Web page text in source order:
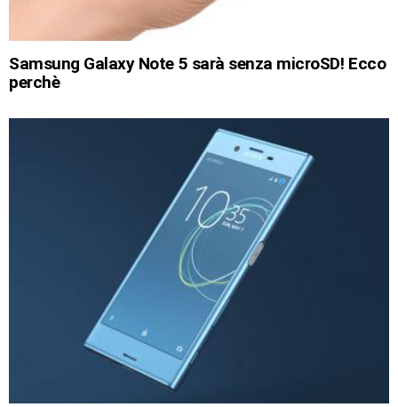
Samsung Galaxy Note 5 sarà senza microSD! Ecco
perchè